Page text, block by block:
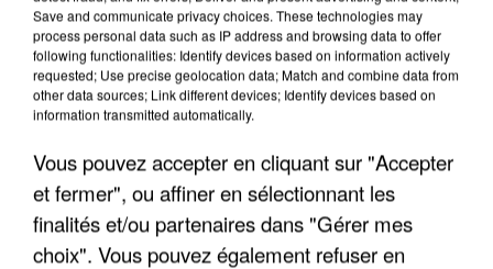
"JE SUIS À DISPOSITION DES
ENFOIRÉS"
"ON A TOUS LE TRAC"
Save and communicate privacy choices. These technologies may
process personal data such as IP address and browsing data to offer
following functionalities: Identify devices based on information actively
requested; Use precise geolocation data; Match and combine data from
other data sources; Link different devices; Identify devices based on
information transmitted automatically.
Vous pouvez accepter en cliquant sur "Accepter
et fermer", ou affiner en sélectionnant les
finalités et/ou partenaires dans "Gérer mes
choix". Vous pouvez également refuser en